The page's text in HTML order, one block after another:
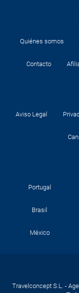
Quiénes somos
Contacto
Aviso Legal
Portugal
Brasil
México
Travelconcept S.L. -